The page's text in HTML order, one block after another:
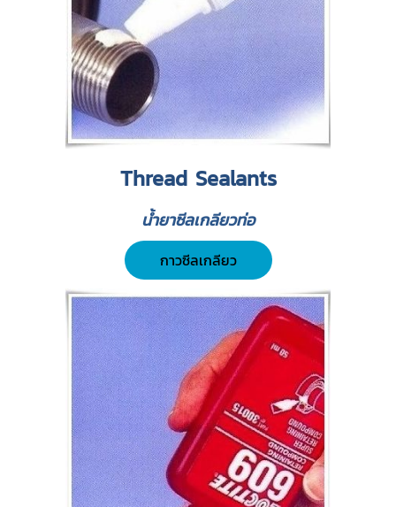
Thread Sealants
น้ำยาซีลเกลียวท่อ
กาวซีลเกลียว